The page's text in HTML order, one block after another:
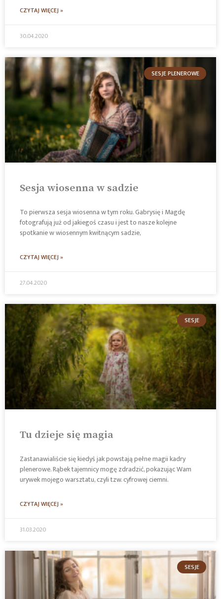
CZYTAJ WIĘCEJ »
30.04.2020
SESJE PLENEROWE
Sesja wiosenna w sadzie
To pierwsza sesja wiosenna w tym roku. Gabrysię i Magdę
fotografują już od jakiegoś czasu i jest to nasze kolejne
spotkanie w wiosennym kwitnącym sadzie,
CZYTAJ WIĘCEJ »
27.04.2020
SESJE
Tu dzieje się magia
Zastanawialiście się kiedyś jak powstają pełne magii kadry
plenerowe. Rąbek tajemnicy mogę zdradzić, pokazując Wam
urywek mojego warsztatu, czyli tzw. cyfrowej ciemni.
CZYTAJ WIĘCEJ »
31.03.2020
SESJE